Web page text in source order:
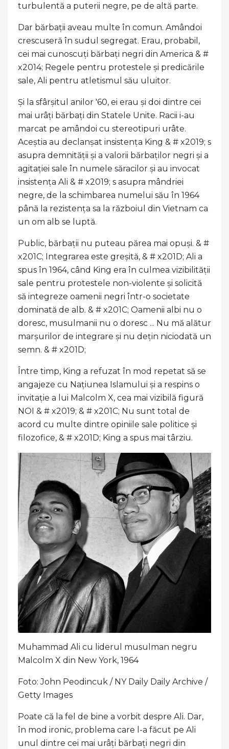
turbulentă a puterii negre, pe de altă parte.
Dar bărbații aveau multe în comun. Amândoi
crescuseră în sudul segregat. Erau, probabil,
cei mai cunoscuți bărbați negri din America & #
x2014; Regele pentru protestele și predicările
sale, Ali pentru atletismul său uluitor.
Și la sfârșitul anilor '60, ei erau și doi dintre cei
mai urâți bărbați din Statele Unite. Racii i-au
marcat pe amândoi cu stereotipuri urâte.
Aceștia au declanșat insistența King & # x2019; s
asupra demnității și a valorii bărbaților negri și a
agitației sale în numele săracilor și au invocat
insistența Ali & # x2019; s asupra mândriei
negre, de la schimbarea numelui său în 1964
până la rezistența sa la războiul din Vietnam ca
un om alb se luptă.
Public, bărbații nu puteau părea mai opuși. & #
x201C; Integrarea este greșită, & # x201D; Ali a
spus în 1964, când King era în culmea vizibilității
sale pentru protestele non-violente și solicită
să integreze oamenii negri într-o societate
dominată de alb. & # x201C; Oamenii albi nu o
doresc, musulmanii nu o doresc ... Nu mă alătur
marșurilor de integrare și nu dețin niciodată un
semn. & # x201D;
Între timp, King a refuzat în mod repetat să se
angajeze cu Națiunea Islamului și a respins o
invitație a lui Malcolm X, cea mai vizibilă figură
NOI & # x2019; & # x201C; Nu sunt total de
acord cu multe dintre opiniile sale politice și
filozofice, & # x201D; King a spus mai târziu.
Muhammad Ali cu liderul musulman negru
Malcolm X din New York, 1964
Foto: John Peodincuk / NY Daily Daily Archive /
Getty Images
Poate că la fel de bine a vorbit despre Ali. Dar,
în mod ironic, problema care l-a făcut pe Ali
unul dintre cei mai urâți bărbați negri din